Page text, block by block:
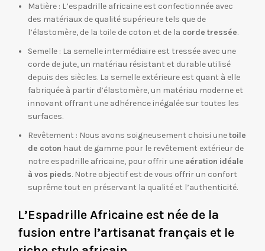
Matière : L’espadrille africaine est confectionnée avec
des matériaux de qualité supérieure tels que de
l’élastomère, de la toile de coton et de la corde tressée.
Semelle : La semelle intermédiaire est tressée avec une
corde de jute, un matériau résistant et durable utilisé
depuis des siècles. La semelle extérieure est quant à elle
fabriquée à partir d’élastomère, un matériau moderne et
innovant offrant une adhérence inégalée sur toutes les
surfaces.
Revêtement : Nous avons soigneusement choisi unetoile
de coton haut de gamme pour le revêtement extérieur de
notre espadrille africaine, pour offrir une aération idéale
à vos pieds. Notre objectif est de vous offrir un confort
suprême tout en préservant la qualité et l’authenticité.
L’Espadrille Africaine est née de la
fusion entre l’artisanat français et le